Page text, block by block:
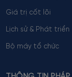
Giá trị cốt lõi
Lịch sử & Phát triển
Bộ máy tổ chức